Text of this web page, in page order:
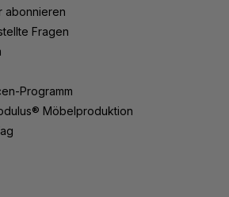
abonnieren
Fragen
Programm
Möbelproduktion